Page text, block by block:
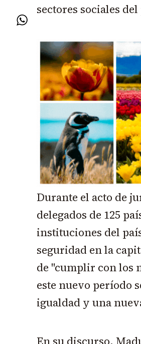
sectores sociales del
Durante el acto de
delegados de 125
instituciones del
seguridad en la
de "cumplir con los
este nuevo período
igualdad y una